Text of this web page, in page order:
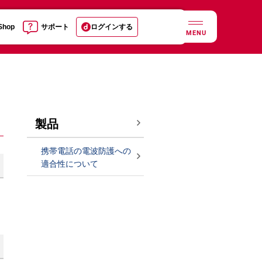
サポート ログインする
MENU
製品
携帯電話の電波防護への
適合性について